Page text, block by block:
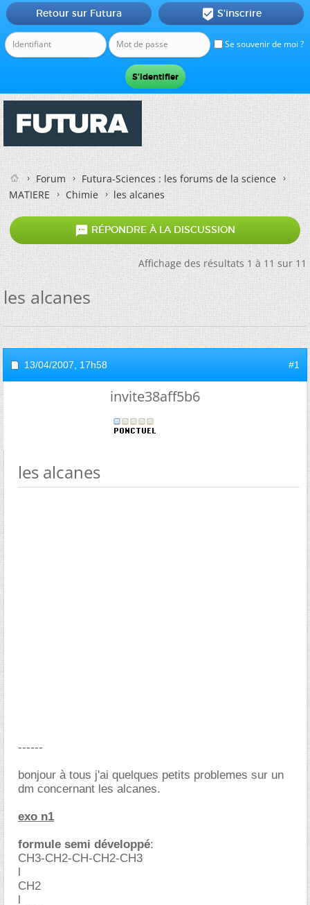
Se souvenir de moi ?
Retour sur Futura  S'inscrire
Forum
Futura-Sciences : les forums de la science
MATIERE
Chimie les alcanes
 RÉPONDRE À LA DISCUSSION
Affichage des résultats 1 à 11 sur 11
les alcanes
13/04/2007, 17h58 #1
invite38aff5b6
les alcanes
------
bonjour à tous j'ai quelques petits problemes sur un
dm concernant les alcanes.
exo n1
formule semi développé:
CH3-CH2-CH-CH2-CH3
l
CH2
l